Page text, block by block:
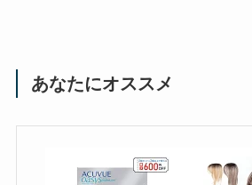
あなたにオススメ